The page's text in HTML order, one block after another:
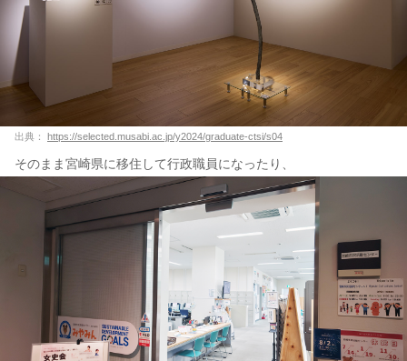
出典： https://selected.musabi.ac.jp/y2024/graduate-ctsi/s04
そのまま宮崎県に移住して行政職員になったり、